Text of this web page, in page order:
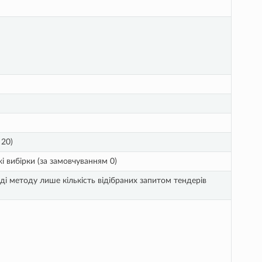
вибірки (за замовчуванням 0)
методу лише кількість відібраних запитом тендерів